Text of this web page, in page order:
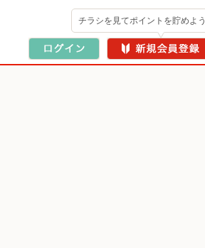
チラシを見てポイントを貯めよう